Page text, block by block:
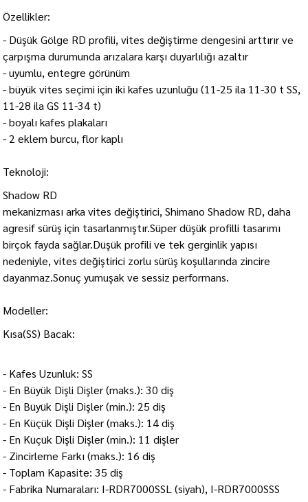
Özellikler:
- Düşük Gölge RD profili, vites değiştirme dengesini arttırır ve
çarpışma durumunda arızalara karşı duyarlılığı azaltır
- uyumlu, entegre görünüm
- büyük vites seçimi için iki kafes uzunluğu (11-25 ila 11-30 t SS,
11-28 ila GS 11-34 t)
- boyalı kafes plakaları
- 2 eklem burcu, flor kaplı
Teknoloji:
Shadow RD
mekanizması arka vites değiştirici, Shimano Shadow RD, daha
agresif sürüş için tasarlanmıştır.Süper düşük profilli tasarımı
birçok fayda sağlar.Düşük profili ve tek gerginlik yapısı
nedeniyle, vites değiştirici zorlu sürüş koşullarında zincire
dayanmaz.Sonuç yumuşak ve sessiz performans.
Modeller:
Kısa(SS) Bacak:
- Kafes Uzunluk: SS
- En Büyük Dişli Dişler (maks.): 30 diş
- En Büyük Dişli Dişler (min.): 25 diş
- En Küçük Dişli Dişler (maks.): 14 diş
- En Küçük Dişli Dişler (min.): 11 dişler
- Zincirleme Farkı (maks.): 16 diş
- Toplam Kapasite: 35 diş
- Fabrika Numaraları: I-RDR7000SSL (siyah), I-RDR7000SSS